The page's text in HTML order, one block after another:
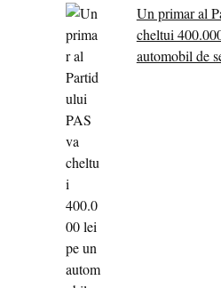
Un primar al
cheltui
automobil de